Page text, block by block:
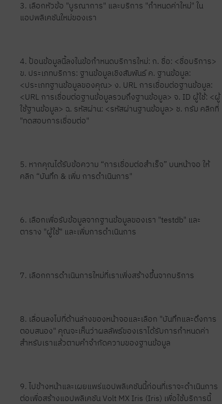
3. เลือกหัวข้อ "บูรณาการ" และบริการ "กำหนดค่าใหม่" ใน
แอปพลิเคชันใหม่ของเรา
4. ป้อนข้อมูลนี้ลงในข้อกำหนดบริการใหม่: ก. ชื่อ: <ชื่อบริการ>
ข. ประเภทบริการ: ฐานข้อมูลเชิงสัมพันธ์ ค. ฐานข้อมูล:
<ประเภทฐานข้อมูลของคุณ> ง. URL การเชื่อมต่อฐานข้อมูล:
<URL การเชื่อมต่อฐานข้อมูลรวมถึงฐานข้อมูล> จ. ID ผู้ใช้: <ผู้
ใช้ฐานข้อมูล> ฉ. รหัสผ่าน: <รหัสผ่านฐานข้อมูล> ช. กรัม คลิกที่
"ทดสอบการเชื่อมต่อ"
5. หากคุณได้รับข้อความ “การเชื่อมต่อสำเร็จ” บนหน้าจอ ให้
คลิก “บันทึก & เพิ่ม การดำเนินการ"
6. เลือกเพื่อรับข้อมูลจากฐานข้อมูลของเรา "testdb" และ
ตาราง "ผู้ใช้" และเพิ่มการดำเนินการ
7. เลือกการดำเนินการใหม่ที่เราเพิ่งสร้างขึ้นจากบริการ
8. เลื่อนลงไปที่ด้านล่างของหน้าจอและเลือก "บันทึกและดึงการ
ตอบสนอง" คุณจะเห็นว่าผลลัพธ์ของเราได้รับการกำหนดค่า
สำหรับเราแล้วตามคำจำกัดความของฐานข้อมูล
9. ไปข้างหน้าและเผยแพร่แอปพลิเคชันนี้ก่อนที่เราจะดำเนินการ
ต่อเพื่อสร้างแอปพลิเคชัน Volt MX Iris (Iris) เพื่อใช้บริการนี้